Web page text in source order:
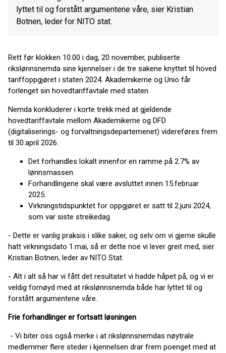
lyttet til og forstått argumentene våre, sier Kristian
Botnen, leder for NITO stat.
Rett før klokken 10.00 i dag, 20 november, publiserte
rikslønnsnemda sine kjennelser i de tre sakene knyttet til hoved
tariffoppgjøret i staten 2024. Akademikerne og Unio får
forlenget sin hovedtariffavtale med staten.
Nemda konkluderer i korte trekk med at gjeldende
hovedtariffavtale mellom Akademikerne og DFD
(digitaliserings- og forvaltningsdepartemenet) videreføres frem
til 30.april 2026.
Det forhandles lokalt innenfor en ramme på 2.7% av
lønnsmassen.
Forhandlingene skal være avsluttet innen 15.februar
2025.
Virkningstidspunktet for oppgjøret er satt til 2.juni 2024,
som var siste streikedag.
- Dette er vanlig praksis i slike saker, og selv om vi gjerne skulle
hatt virkningsdato 1.mai, så er dette noe vi lever greit med, sier
Kristian Botnen, leder av NITO Stat.
- Alt i alt så har vi fått det resultatet vi hadde håpet på, og vi er
veldig fornøyd med at rikslønnsnemda både har lyttet til og
forstått argumentene våre.
Frie forhandlinger er fortsatt løsningen
- Vi biter oss også merke i at rikslønnsnemdas nøytrale
medlemmer flere steder i kjennelsen drar frem poenget med at